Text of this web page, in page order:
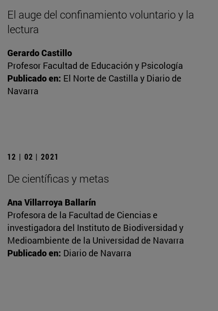
El auge del confinamiento voluntario y la
lectura
Gerardo Castillo
Profesor Facultad de Educación y Psicología
Publicado en: El Norte de Castilla y Diario de
Navarra
12 | 02 | 2021
De científicas y metas
Ana Villarroya Ballarín
Profesora de la Facultad de Ciencias e
investigadora del Instituto de Biodiversidad y
Medioambiente de la Universidad de Navarra
Publicado en: Diario de Navarra